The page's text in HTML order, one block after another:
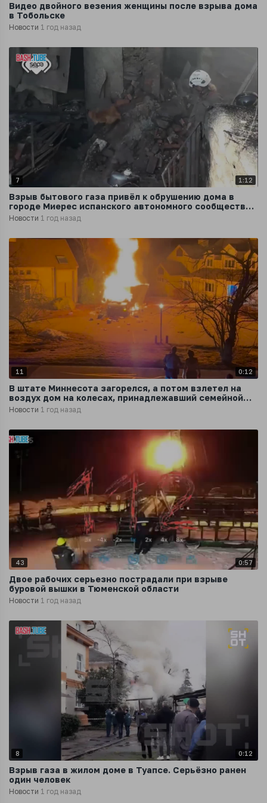
Видео двойного везения женщины после взрыва дома
в Тобольске
Новости 1 год назад
7 1:12
Взрыв бытового газа привёл к обрушению дома в
городе Миерес испанского автономного сообщества
Астурия
Новости 1 год назад
11 0:12
В штате Миннесота загорелся, а потом взлетел на
воздух дом на колесах, принадлежавший семейной
паре
Новости 1 год назад
43 0:57
Двое рабочих серьезно пострадали при взрыве
буровой вышки в Тюменской области
Новости 1 год назад
8 0:12
Взрыв газа в жилом доме в Туапсе. Серьёзно ранен
один человек
Новости 1 год назад